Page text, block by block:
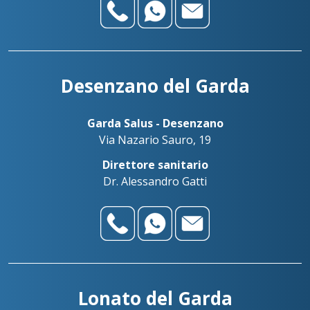
Desenzano del Garda
Garda Salus - Desenzano
Via Nazario Sauro, 19
Direttore sanitario
Dr. Alessandro Gatti
Lonato del Garda